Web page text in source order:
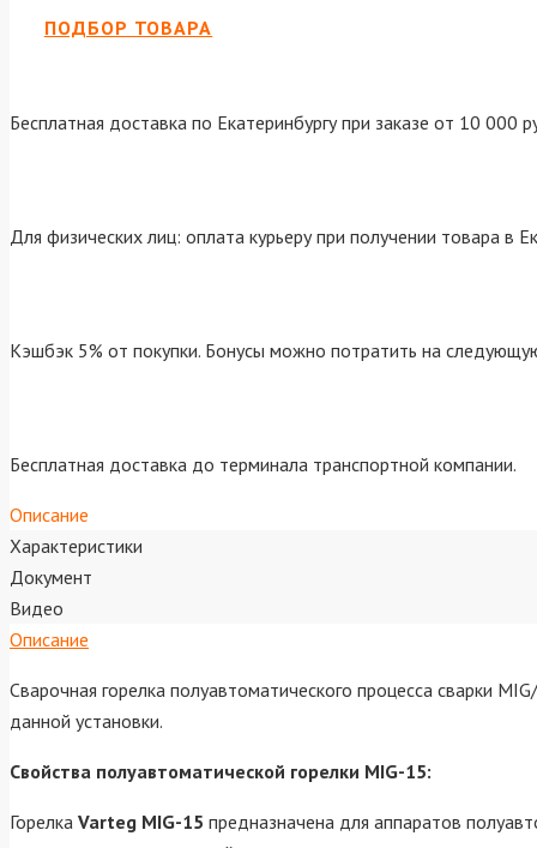
ПОДБОР ТОВАРА
Бесплатная доставка по Екатеринбургу при заказе от 10 000
Для физических лиц: оплата курьеру при получении товара в
Кэшбэк 5% от покупки. Бонусы можно потратить на
Бесплатная доставка до терминала транспортной компании.
Описание
Характеристики
Документ
Видео
Описание
Сварочная горелка полуавтоматического процесса сварки
данной установки.
Свойства полуавтоматической горелки MIG-15:
Горелка Varteg MIG-15 предназначена для аппаратов